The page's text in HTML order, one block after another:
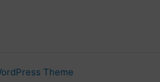
Theme